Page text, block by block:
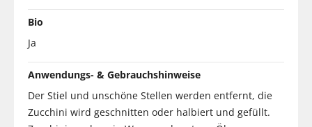
Bio
Ja
Anwendungs- & Gebrauchshinweise
Der Stiel und unschöne Stellen werden entfernt, die
Zucchini wird geschnitten oder halbiert und gefüllt.